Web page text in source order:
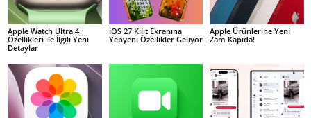
Apple Watch Ultra 4
Özellikleri ile İlgili Yeni
Detaylar
iOS 27 Kilit Ekranına
Yepyeni Özellikler Geliyor
Apple Ürünlerine Yeni
Zam Kapıda!